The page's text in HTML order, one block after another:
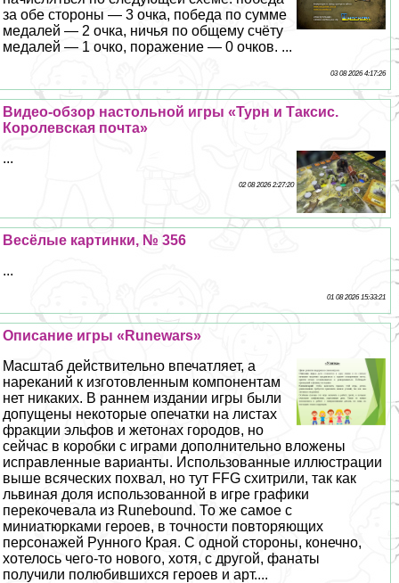
за обе стороны — 3 очка, победа по сумме
медалей — 2 очка, ничья по общему счёту
медалей — 1 очко, поражение — 0 очков. ...
03 08 2026 4:17:26
Видео-обзор настольной игры «Турн и Таксис.
Королевская почта»
...
02 08 2026 2:27:20
Весёлые картинки, № 356
...
01 08 2026 15:33:21
Описание игры «Runewars»
Масштаб действительно впечатляет, а
нареканий к изготовленным компонентам
нет никаких. В раннем издании игры были
допущены некоторые опечатки на листах
фpaкции эльфов и жетонах городов, но
сейчас в коробки с играми дополнительно вложены
исправленные варианты. Использованные иллюстрации
выше всяческих похвал, но тут FFG схитрили, так как
львиная доля использованной в игре графики
перекочевала из Runebound. То же самое с
миниатюрками героев, в точности повторяющих
персонажей Рунного Края. С одной стороны, конечно,
хотелось чего-то нового, хотя, с другой, фанаты
получили полюбившихся героев и арт....